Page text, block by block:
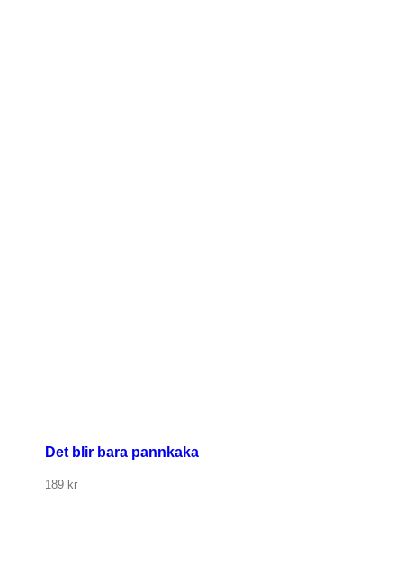
Det blir bara pannkaka
189 kr